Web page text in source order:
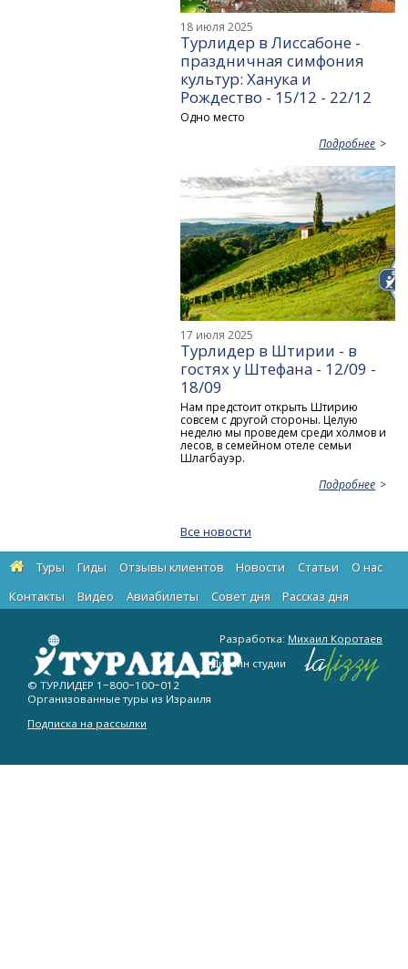
18 июля 2025
Турлидер в Лиссабоне -
праздничная симфония
культур: Ханука и
Рождество - 15/12 - 22/12
Одно место
Подробнее
17 июля 2025
Турлидер в Штирии - в
гостях у Штефана - 12/09 -
18/09
Нам предстоит открыть Штирию
совсем с другой стороны. Целую
неделю мы проведем среди холмов и
лесов, в семейном отеле семьи
Шлагбауэр.
Подробнее
Все новости
Туры Гиды Отзывы клиентов Новости Статьи
О нас
Контакты
Видео Авиабилеты Cовет дня Рассказ дня
© ТУРЛИДЕР 1−800−100−012
Организованные туры из Израиля
Подписка на рассылки
Разработка: Михаил Коротаев
Дизайн студии